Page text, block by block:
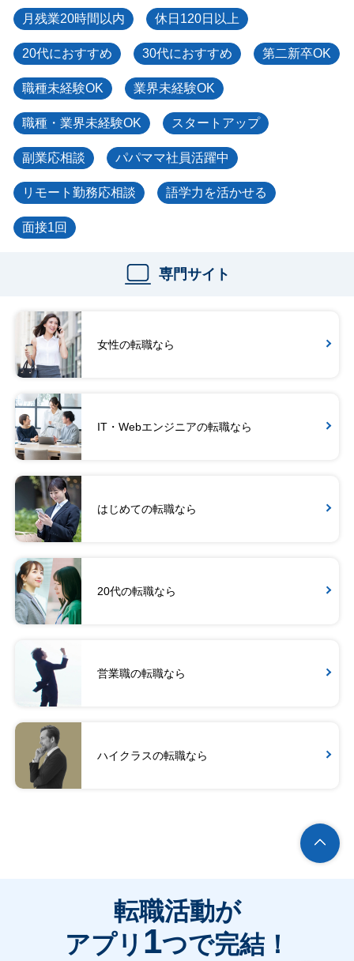
月残業20時間以内 休日120日以上
20代におすすめ 30代におすすめ 第二新卒OK
職種未経験OK 業界未経験OK
職種・業界未経験OK スタートアップ
副業応相談 パパママ社員活躍中
リモート勤務応相談 語学力を活かせる
面接1回
専門サイト
女性の転職なら
IT・Webエンジニアの転職なら
はじめての転職なら
20代の転職なら
営業職の転職なら
ハイクラスの転職なら
転職活動が
アプリ 1つで完結！